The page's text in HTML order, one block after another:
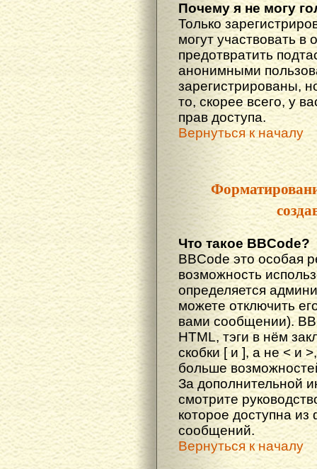
Почему я не могу
Только
могут участвовать в
предотвратить
анонимными
зарегистрированы,
то, скорее всего, у
прав доступа.
Вернуться к началу
Что такое BBCode?
BBCode это особая
возможность
определяется
можете отключить
вами сообщении).
HTML, тэги в нём
скобки [ и ], а не < и
больше
За дополнительной
смотрите
которое доступна
сообщений.
Вернуться к началу